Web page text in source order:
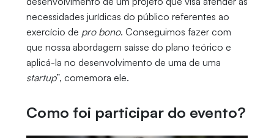
necessidades jurídicas do público referentes ao
exercício de pro bono. Conseguimos fazer com
que nossa abordagem saísse do plano teórico e
aplicá-la no desenvolvimento de uma de uma
startup”, comemora ele.
Como foi participar do evento?